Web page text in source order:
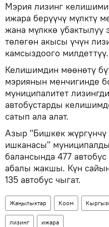
Мэрия лизинг
ижара берүүчү мүлктү
жана мүлккө убактылуу
төлөгөн акысы үчүн
камсыздоого милдеттүү.
Келишимдин мөөнөтү
мэриянын менчигинде
муниципалитет
автобустарды
сатып ала алат.
Азыр "Бишкек жүргүнчү
ишканасы"
балансында 477
абалы жакшы. Күн
135 автобус чыгат.
Жаңылыктар Коом
лизинг ижара